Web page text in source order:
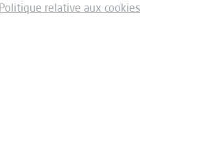
Politique relative aux cookies